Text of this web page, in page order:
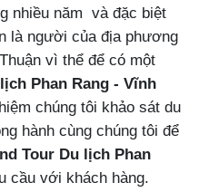
nhiều năm và đặc biệt
là người của địa phương
vì thể để có một
Phan Rang - Vĩnh
chúng tôi khảo sát du
hành cùng chúng tôi để
Tour Du lịch Phan
cầu với khách hàng.